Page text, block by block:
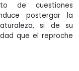
de cuestiones
postergar la
si de su
que el reproche